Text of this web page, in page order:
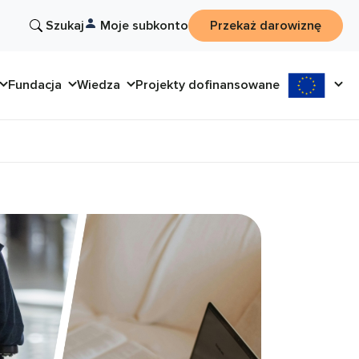
Szukaj Moje subkonto Przekaż darowiznę
Fundacja Wiedza Projekty dofinansowane